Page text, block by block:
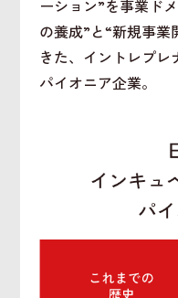
ーション”を事業ド
の養成”と“新規事業
きた、イントレプ
パイオニア企業。